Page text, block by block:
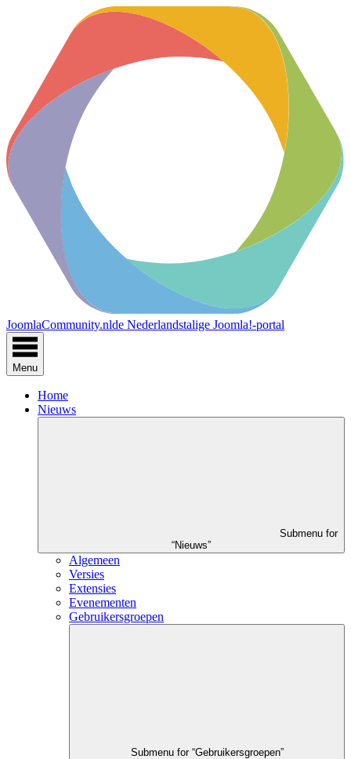
JoomlaCommunity.nlde Nederlandstalige Joomla!-portal
Menu
Home
Nieuws
Submenu for
“Nieuws”
Algemeen
Versies
Extensies
Evenementen
Gebruikersgroepen
Submenu for “Gebruikersgroepen”